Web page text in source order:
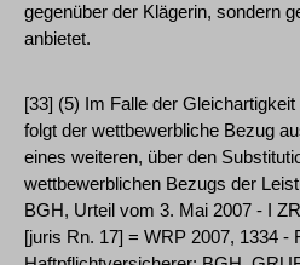
gegenüber der Klägerin, sondern
anbietet.
[33] (5) Im Falle der
folgt der wettbewerbliche Bezug
eines weiteren, über den
wettbewerblichen Bezugs der
BGH, Urteil vom 3. Mai 2007 - I
[juris Rn. 17] = WRP 2007, 1334 -